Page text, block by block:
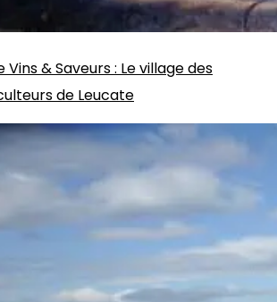
Vins & Saveurs: Le village des
de Leucate